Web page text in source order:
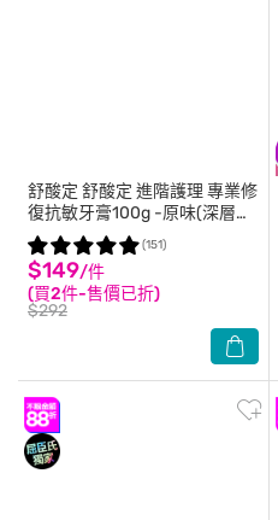
舒酸定 舒酸定 進階護理 專業修
復抗敏牙膏100g -原味(深層修
復)
$149/件
(買2件-售價已折)
$292
(151)